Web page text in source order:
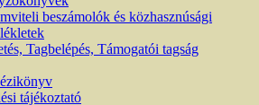
beszámolók és közhasznúsági
Tagbelépés, Támogatói tagság
tájékoztató